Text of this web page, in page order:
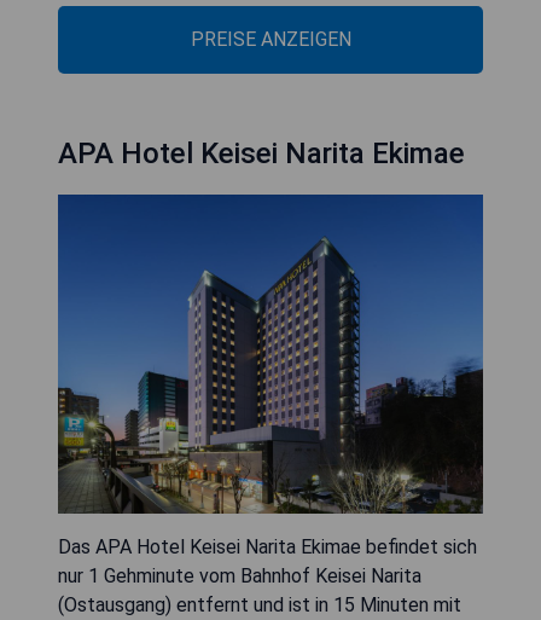
PREISE ANZEIGEN
APA Hotel Keisei Narita Ekimae
Das APA Hotel Keisei Narita Ekimae befindet sich
nur 1 Gehminute vom Bahnhof Keisei Narita
(Ostausgang) entfernt und ist in 15 Minuten mit